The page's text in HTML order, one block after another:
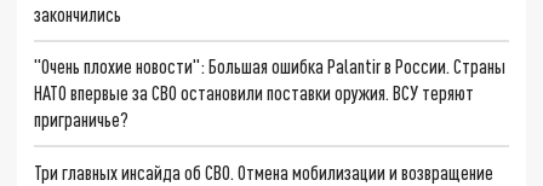
закончились
"Очень плохие новости": Большая ошибка Palantir в России. Страны
НАТО впервые за СВО остановили поставки оружия. ВСУ теряют
приграничье?
Три главных инсайда об СВО. Отмена мобилизации и возвращение